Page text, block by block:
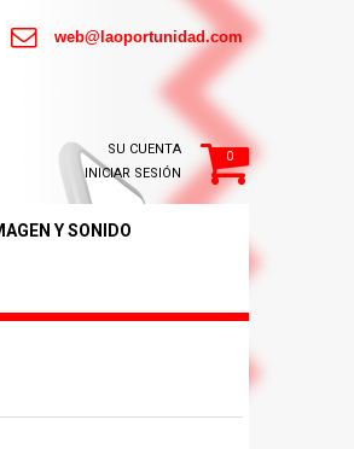
web@laoportunidad.com
0
SU CUENTA
INICIAR SESIÓN
Y SONIDO